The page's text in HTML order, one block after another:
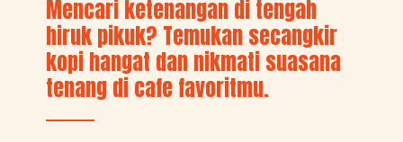
Mencari ketenangan di tengah
hiruk pikuk? Temukan secangkir
kopi hangat dan nikmati suasana
tenang di cafe favoritmu.